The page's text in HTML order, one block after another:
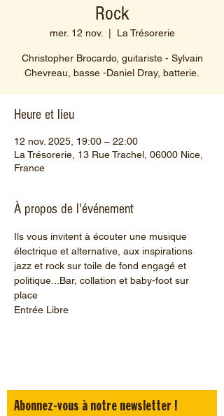
Rock
mer. 12 nov. La Trésorerie
Christopher Brocardo, guitariste - Sylvain
Chevreau, basse -Daniel Dray, batterie.
Heure et lieu
12 nov. 2025, 19:00 – 22:00
La Trésorerie, 13 Rue Trachel, 06000 Nice,
France
À propos de l'événement
Ils vous invitent à écouter une musique
électrique et alternative, aux inspirations
jazz et rock sur toile de fond engagé et
politique...Bar, collation et baby-foot sur
place
Entrée Libre
Abonnez-vous à notre newsletter !